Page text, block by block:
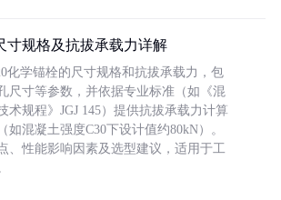
寸规格及抗拔承载力详解
化学锚栓的尺寸规格和抗拔承载力，包
尺寸等参数，并依据专业标准（如《混
术规程》JGJ 145）提供抗拔承载力计算
如混凝土强度C30下设计值约80kN）。
、性能影响因素及选型建议，适用于工